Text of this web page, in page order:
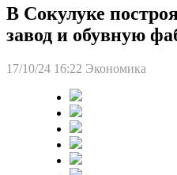
В Сокулуке
завод и обувную
17/10/24 16:22 Экономика